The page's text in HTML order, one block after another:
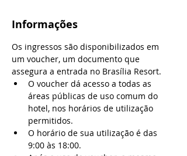
Informações
Os ingressos são disponibilizados em
um voucher, um documento que
assegura a entrada no Brasília Resort.
O voucher dá acesso a todas as
áreas públicas de uso comum do
hotel, nos horários de utilização
permitidos.
O horário de sua utilização é das
9:00 às 18:00.